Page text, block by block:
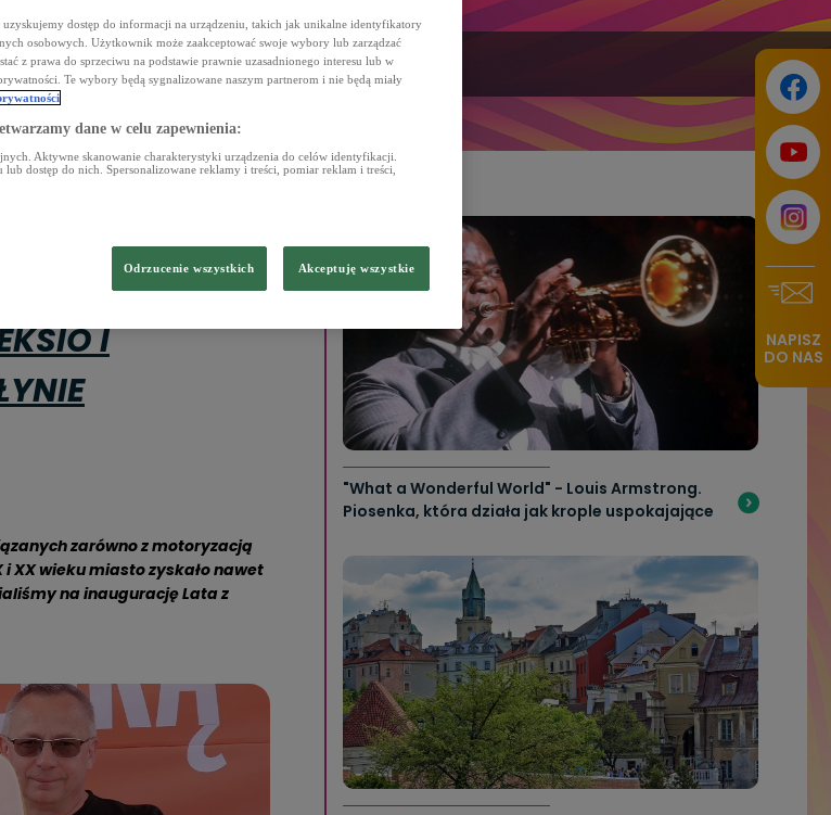
JEDNEJ PIOSENKI KONKURSY
NAPISZ
DO NAS
I
zarówno z motoryzacją
XX wieku miasto zyskało nawet
na inaugurację Lata z
"What a Wonderful World" - Louis Armstrong.
Piosenka, która działa jak krople uspokajające
dostęp do informacji na urządzeniu, takich jak unikalne identyfikatory
osobowych. Użytkownik może zaakceptować swoje wybory lub zarządzać
z prawa do sprzeciwu na podstawie prawnie uzasadnionego interesu lub w
Te wybory będą sygnalizowane naszym partnerom i nie będą miały
dane w celu zapewnienia:
Aktywne skanowanie charakterystyki urządzenia do celów identyfikacji.
dostęp do nich. Spersonalizowane reklamy i treści, pomiar reklam i treści,
Odrzucenie wszystkich Akceptuję wszystkie